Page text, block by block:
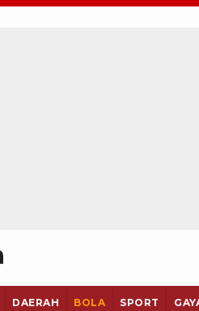
DAERAH BOLA SPORT